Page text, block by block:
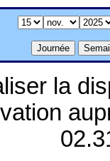
la